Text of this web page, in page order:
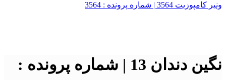
ونیر کامپوزیت 3564 | شماره پرونده : 3564
نگین دندان 13 | شماره پرونده :